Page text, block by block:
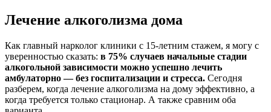
Лечение алкоголизма дома
Как главный нарколог клиники с 15-летним стажем, я могу с
уверенностью сказать: в 75% случаев начальные стадии
алкогольной зависимости можно успешно лечить
амбулаторно — без госпитализации и стресса. Сегодня
разберем, когда лечение алкоголизма на дому эффективно, а
когда требуется только стационар. А также сравним оба